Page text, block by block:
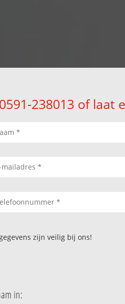
238013 of
zijn veilig bij ons!
in: